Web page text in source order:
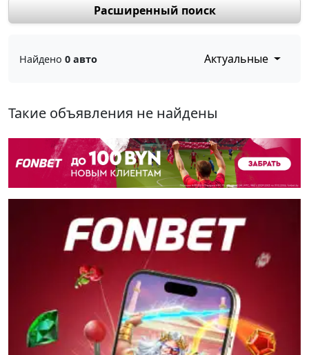
Расширенный поиск
Найдено 0 авто Актуальные
Такие объявления не найдены